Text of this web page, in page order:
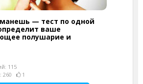
— тест по одной
ваше
полушарие и
115
260
1